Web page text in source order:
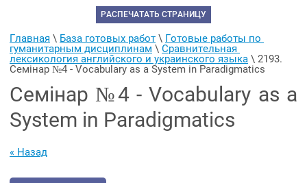
РАСПЕЧАТАТЬ СТРАНИЦУ
Главная \ База готовых работ \ Готовые работы по
гуманитарным дисциплинам \ Сравнительная
лексикология английского и украинского языка \ 2193.
Семінар №4 - Vocabulary as a System in Paradigmatics
Семінар №4 - Vocabulary as a
System in Paradigmatics
« Назад